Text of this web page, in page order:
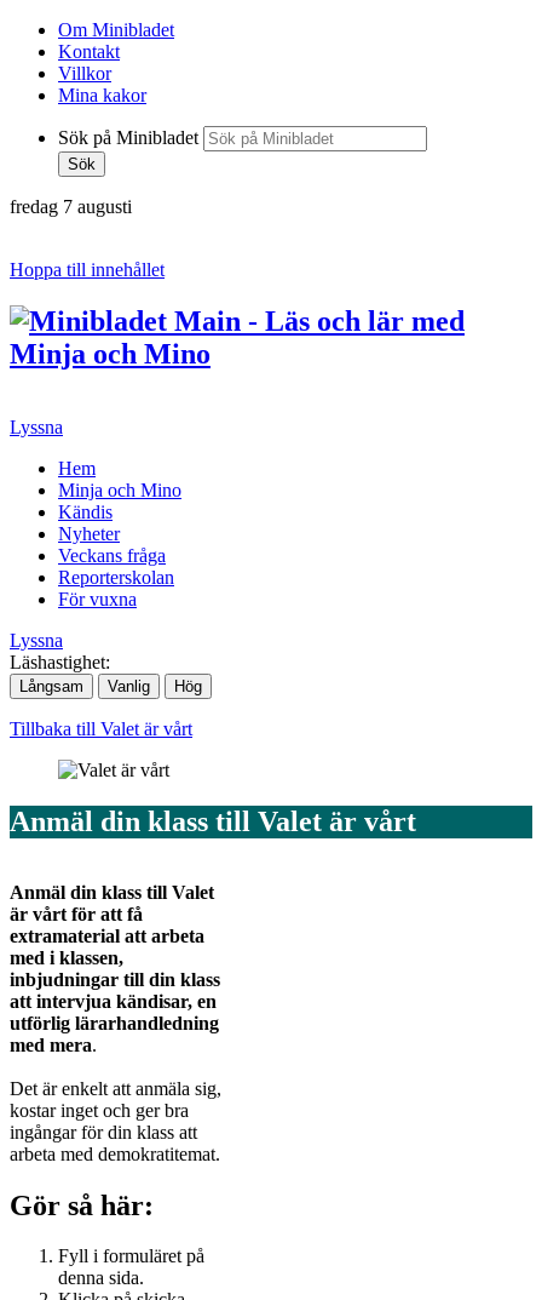
Om Minibladet
Kontakt
Villkor
Mina kakor
Sök på Minibladet
Sök
fredag 7 augusti
Hoppa till innehållet
Lyssna
Hem
Minja och Mino
Kändis
Nyheter
Veckans fråga
Reporterskolan
För vuxna
Lyssna
Läshastighet:
Långsam Vanlig Hög
Tillbaka till Valet är vårt
Anmäl din klass till Valet är vårt
Anmäl din klass till Valet
är vårt för att få
extramaterial att arbeta
med i klassen,
inbjudningar till din klass
att intervjua kändisar, en
utförlig lärarhandledning
med mera.
Det är enkelt att anmäla sig,
kostar inget och ger bra
ingångar för din klass att
arbeta med demokratitemat.
Gör så här:
Fyll i formuläret på
denna sida.